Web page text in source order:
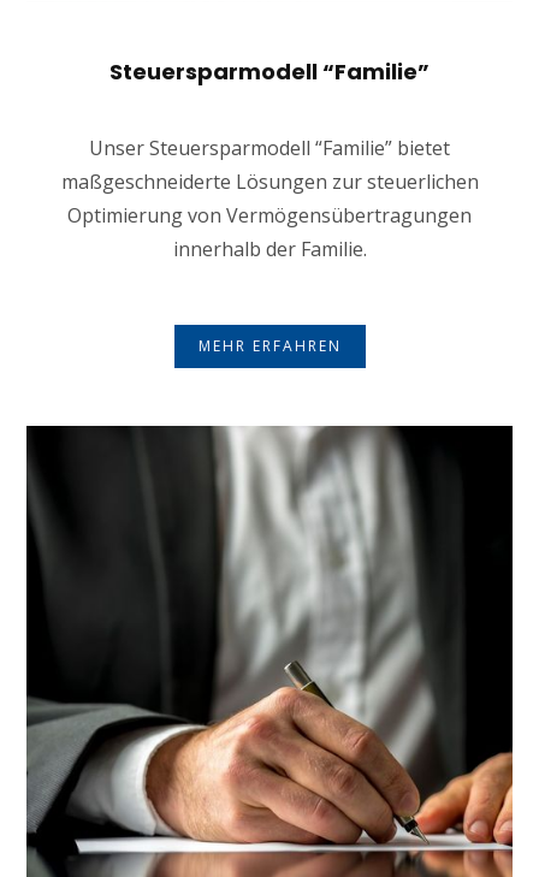
Steuersparmodell “Familie”
Unser Steuersparmodell “Familie” bietet
maßgeschneiderte Lösungen zur steuerlichen
Optimierung von Vermögensübertragungen
innerhalb der Familie.
MEHR ERFAHREN